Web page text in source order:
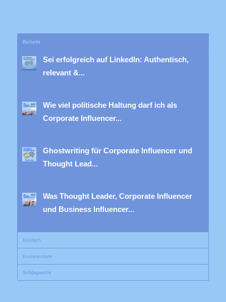
Beliebt
Sei erfolgreich auf LinkedIn: Authentisch,
relevant &...
Wie viel politische Haltung darf ich als
Corporate Influencer...
Ghostwriting für Corporate Influencer und
Thought Lead...
Was Thought Leader, Corporate Influencer
und Business Influencer...
Kürzlich
Kommentare
Schlagworte